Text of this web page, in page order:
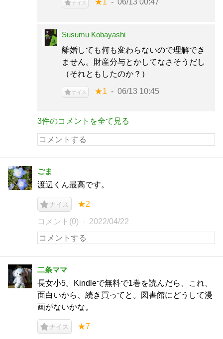
ナイス ★1 06/13 00:47
Susumu Kobayashi
離婚しても何も変わらないので理解でき
ません。財産分与とかしてなさそうだし
（それともしたのか？）
ナイス ★1 06/13 10:45
3件のコメントを全て見る
ごま
渡辺くん最高です。
ナイス ★2
コメント(0) 2022/04/22
二条ママ
長女小5。Kindleで無料で1巻を読んだら、これ、
面白いから、続き買ってと。図書館にどうして漫
画がないかな。
ナイス ★7